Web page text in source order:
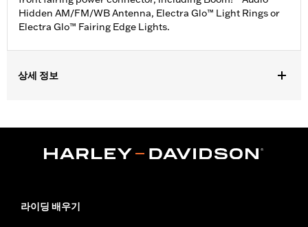
Hidden AM/FM/WB Antenna, Electra Glo™ Light Rings or
Electra Glo™ Fairing Edge Lights.
상세 정보
FLHXSE and '24-later FLHX), Ultra Limited™ and Tri Glide™
Rim Size UOM:Inches
라이딩 배우기